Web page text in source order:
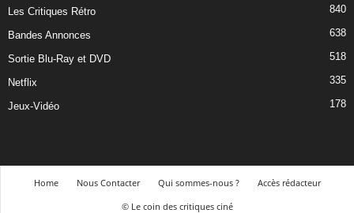
Les Critiques Rétro 840
Bandes Annonces 638
Sortie Blu-Ray et DVD 518
Netflix 335
Jeux-Vidéo 178
Home Nous Contacter Qui sommes-nous ?
Accès rédacteur
© Le coin des critiques ciné